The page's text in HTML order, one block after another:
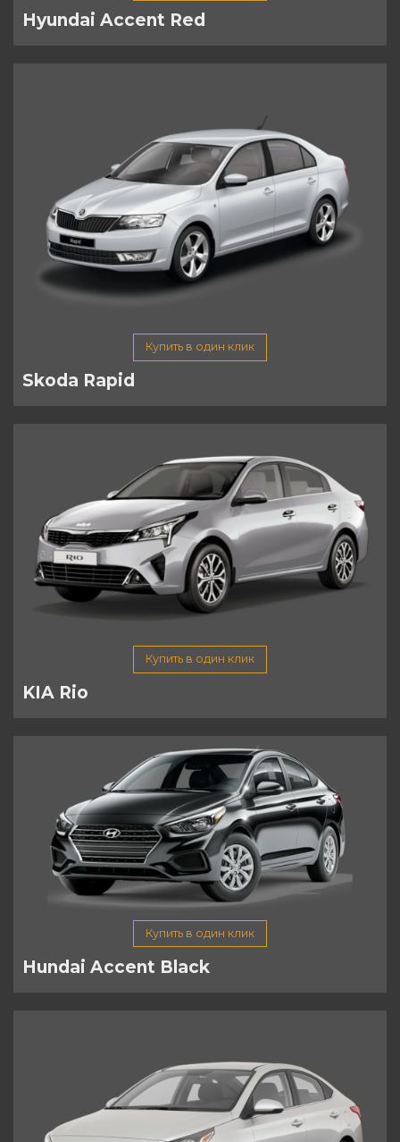
Hyundai Accent Red
Купить в один клик
Skoda Rapid
Купить в один клик
KIA Rio
Купить в один клик
Hundai Accent Black